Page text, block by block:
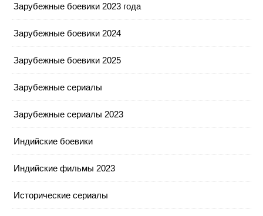
Зарубежные боевики 2023 года
Зарубежные боевики 2024
Зарубежные боевики 2025
Зарубежные сериалы
Зарубежные сериалы 2023
Индийские боевики
Индийские фильмы 2023
Исторические сериалы